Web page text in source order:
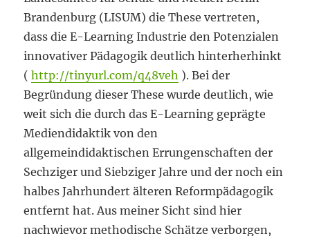
Brandenburg (LISUM) die These vertreten,
dass die E-Learning Industrie den Potenzialen
innovativer Pädagogik deutlich hinterherhinkt
(http://tinyurl.com/q48veh ). Bei der
Begründung dieser These wurde deutlich, wie
weit sich die durch das E-Learning geprägte
Mediendidaktik von den
allgemeindidaktischen Errungenschaften der
Sechziger und Siebziger Jahre und der noch ein
halbes Jahrhundert älteren Reformpädagogik
entfernt hat. Aus meiner Sicht sind hier
nachwievor methodische Schätze verborgen,